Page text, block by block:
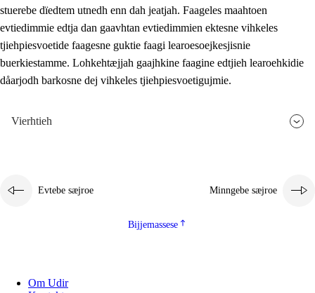
stuerebe dïedtem utnedh enn dah jeatjah. Faageles maahtoen
evtiedimmie edtja dan gaavhtan evtiedimmien ektesne vihkeles
tjiehpiesvoetide faagesne guktie faagi learoesoejkesjisnie
buerkiestamme. Lohkehtæjjah gaajhkine faagine edtjieh learoehkidie
dåarjodh barkosne dej vihkeles tjiehpiesvoetigujmie.
Vierhtieh
Evtebe sæjroe Minngebe sæjroe
Bijjemassese
Om Udir